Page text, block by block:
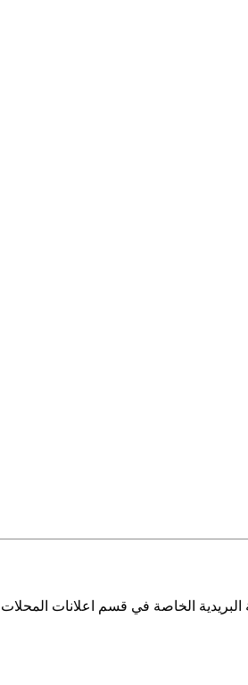
الخاصة في قسم اعلانات